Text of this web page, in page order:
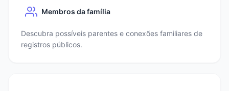
Membros da família
Descubra possíveis parentes e conexões familiares de
registros públicos.